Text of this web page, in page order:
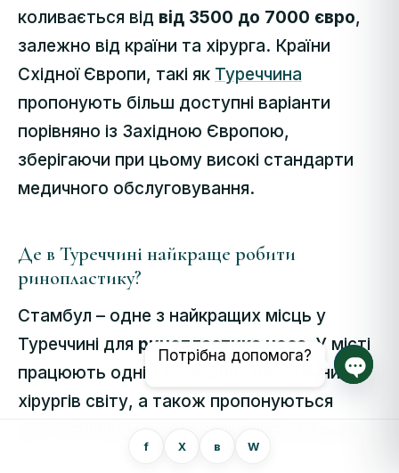
f Х в W
коливається від від 3500 до 7000 євро,
залежно від країни та хірурга. Країни
Східної Європи, такі як Туреччина
пропонують більш доступні варіанти
порівняно із Західною Європою,
зберігаючи при цьому високі стандарти
медичного обслуговування.
Де в Туреччині найкраще робити
ринопластику?
Стамбул – одне з найкращих місць у
Туреччині для ринопластика носа. У місті
працюють одні з провідних пластичних
хірургів світу, а також пропонуються
Потрібна допомога?